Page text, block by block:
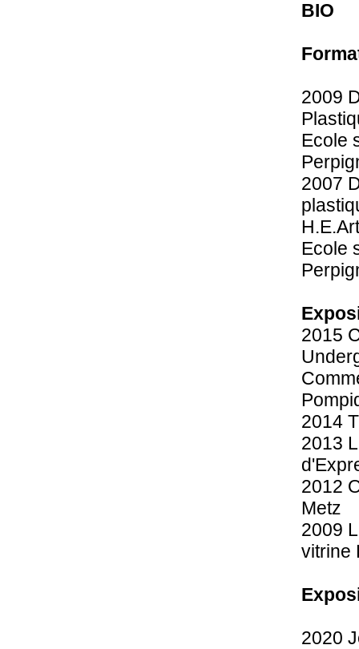
BIO
2009
Ecole
2007
Ecole
2015
2014
2013
2012
Metz
2009
vitrine
2020
sous-
l’art
qui
et
(texte